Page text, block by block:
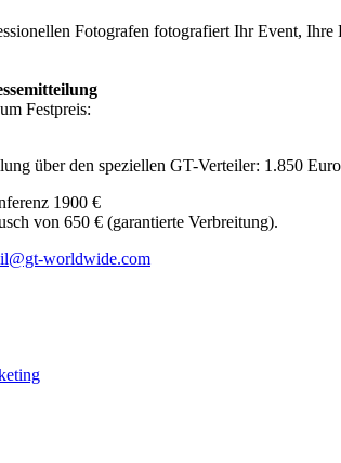
Fotografen fotografiert Ihr Event,
Festpreis:
über den speziellen GT-Verteiler: 1.850 Euro
1900 €
von 650 € (garantierte Verbreitung).
worldwide.com